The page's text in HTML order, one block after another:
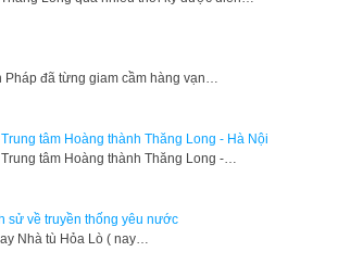
Pháp đã từng giam cầm hàng vạn…
tâm Hoàng thành Thăng Long - Hà Nội
tâm Hoàng thành Thăng Long -…
sử về truyền thống yêu nước
Nhà tù Hỏa Lò ( nay…